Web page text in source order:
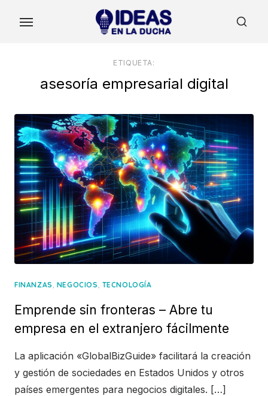
ETIQUETA:
asesoría empresarial digital
FINANZAS, NEGOCIOS, TECNOLOGÍA
Emprende sin fronteras – Abre tu
empresa en el extranjero fácilmente
La aplicación «GlobalBizGuide» facilitará la creación
y gestión de sociedades en Estados Unidos y otros
países emergentes para negocios digitales. […]